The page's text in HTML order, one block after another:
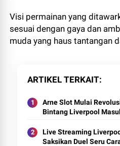
Visi permainan yang
sesuai dengan gaya dan
muda yang haus tantangan
ARTIKEL TERKAIT
Arne Slot Mulai
Bintang Liverpool
Live Streaming
Saksikan Duel Seru